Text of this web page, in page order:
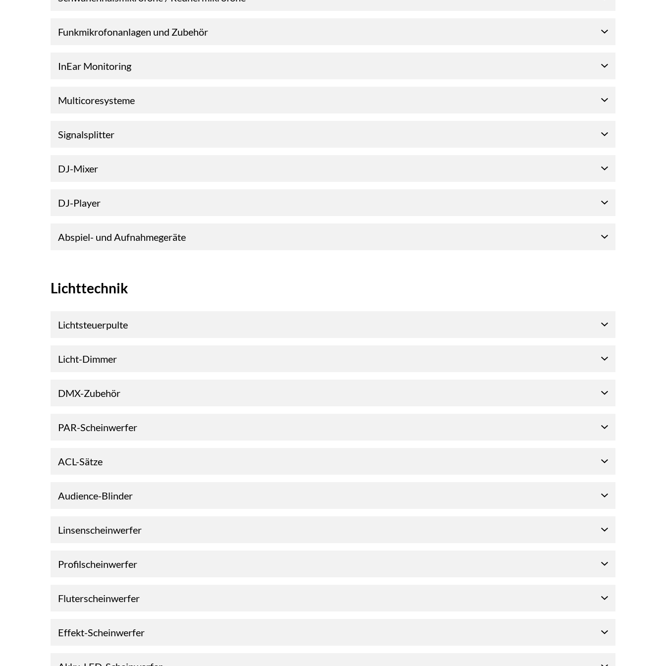
Funkmikrofonanlagen und Zubehör
InEar Monitoring
Multicoresysteme
Signalsplitter
DJ-Mixer
DJ-Player
Abspiel- und Aufnahmegeräte
Lichttechnik
Lichtsteuerpulte
Licht-Dimmer
DMX-Zubehör
PAR-Scheinwerfer
ACL-Sätze
Audience-Blinder
Linsenscheinwerfer
Profilscheinwerfer
Fluterscheinwerfer
Effekt-Scheinwerfer